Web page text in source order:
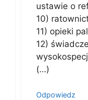
ustawie o
10)
11) opieki
12)
(…)
Odpowiedz